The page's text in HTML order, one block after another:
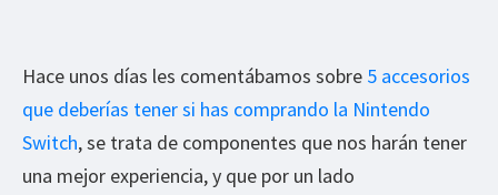
Hace unos días les comentábamos sobre 5 accesorios
que deberías tener si has comprando la Nintendo
Switch, se trata de componentes que nos harán tener
una mejor experiencia, y que por un lado